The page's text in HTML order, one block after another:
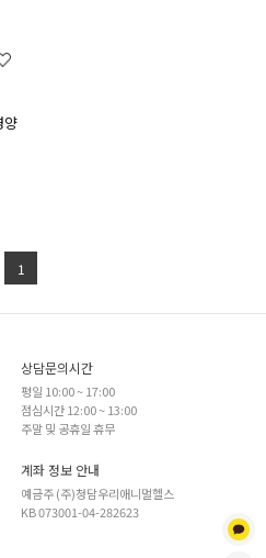
양
1
상담문의시간
평일 10:00 ~ 17:00
점심시간 12:00 ~ 13:00
주말 및 공휴일 휴무
계좌 정보 안내
예금주 (주)청담우리애니멀헬스
KB 073001-04-282623